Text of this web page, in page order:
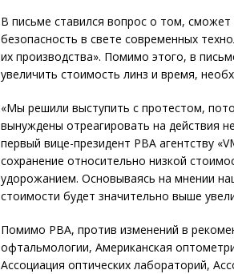
В письме ставился вопрос о том,
безопасность в свете современных
их производства». Помимо этого, в
увеличить стоимость линз и время,
«Мы решили выступить с протестом,
вынуждены отреагировать на действия
первый вице-президент РВА агентству
сохранение относительно низкой
удорожанием. Основываясь на мнении
стоимости будет значительно выше
Помимо РВА, против изменений в
офтальмологии, Американская
Ассоциация оптических лабораторий,